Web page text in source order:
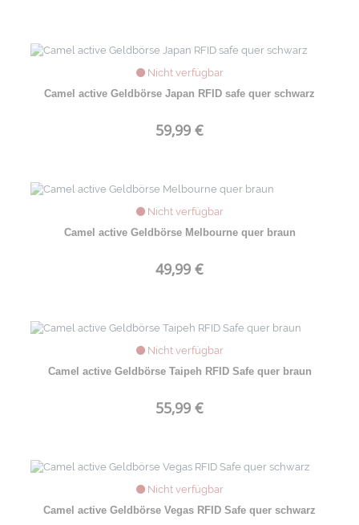
Nicht verfügbar
Camel active Geldbörse Japan RFID safe quer schwarz
59,99 €
Nicht verfügbar
Camel active Geldbörse Melbourne quer braun
49,99 €
Nicht verfügbar
Camel active Geldbörse Taipeh RFID Safe quer braun
55,99 €
Nicht verfügbar
Camel active Geldbörse Vegas RFID Safe quer schwarz